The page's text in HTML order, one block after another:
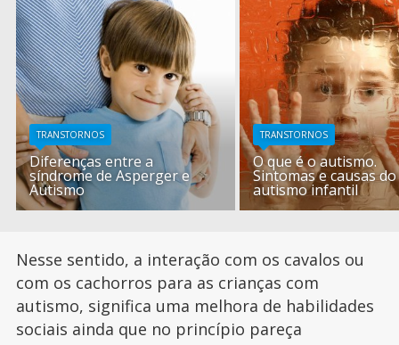
TRANSTORNOS
Diferenças entre a
síndrome de Asperger e
Autismo
TRANSTORNOS
O que é o autismo.
Sintomas e causas do
autismo infantil
Nesse sentido, a interação com os cavalos ou
com os cachorros para as crianças com
autismo, significa uma melhora de habilidades
sociais ainda que no princípio pareça